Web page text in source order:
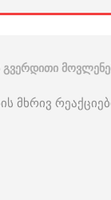
გვერდითი
მხრივ